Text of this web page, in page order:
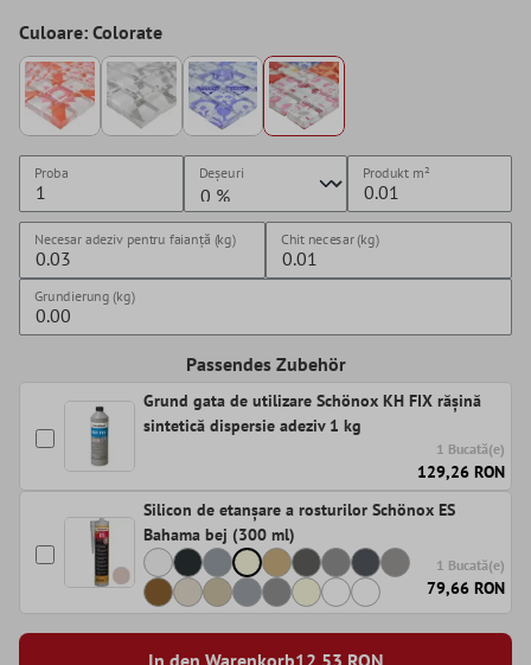
Culoare: Colorate
Proba Deșeuri Produkt m²
Necesar adeziv pentru faianță (kg) Chit necesar (kg)
Grundierung (kg)
Passendes Zubehör
Grund gata de utilizare Schönox KH FIX rășină
sintetică dispersie adeziv 1 kg
1 Bucată(e)
129,26 RON
Silicon de etanșare a rosturilor Schönox ES
Bahama bej (300 ml)
1 Bucată(e)
79,66 RON
In den Warenkorb12,53 RON